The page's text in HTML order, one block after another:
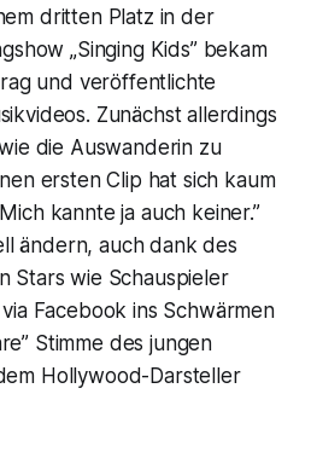
dritten Platz in der
„Singing Kids” bekam
und veröffentlichte
Zunächst allerdings
die Auswanderin zu
ersten Clip hat sich kaum
kannte ja auch keiner.”
ändern, auch dank des
Stars wie Schauspieler
Facebook ins Schwärmen
Stimme des jungen
Hollywood-Darsteller